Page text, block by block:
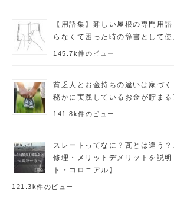
【用語集】難しい屋根の専門用
らなくて困った時の辞書として使
145.7k件のビュー
貧乏人とお金持ちの違いは家づ
秘かに実践しているお金が貯まる
141.8k件のビュー
スレートってなに？瓦とは違う？
修理・メリットデメリットを説
ト・コロニアル】
121.3k件のビュー